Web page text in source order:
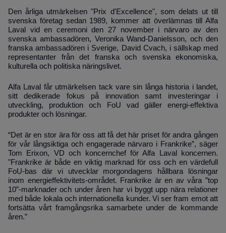
Den årliga utmärkelsen "Prix d'Excellence", som delats ut till
svenska företag sedan 1989, kommer att överlämnas till Alfa
Laval vid en ceremoni den 27 november i närvaro av den
svenska ambassadören, Veronika Wand-Danielsson, och den
franska ambassadören i Sverige, David Cvach, i sällskap med
representanter från det franska och svenska ekonomiska,
kulturella och politiska näringslivet.
Alfa Laval får utmärkelsen tack vare sin långa historia i landet,
sitt dedikerade fokus på innovation samt investeringar i
utveckling, produktion och FoU vad gäller energi-effektiva
produkter och lösningar.
“Det är en stor ära för oss att få det här priset för andra gången
för vår långsiktiga och engagerade närvaro i Frankrike”, säger
Tom Erixon, VD och koncernchef för Alfa Laval koncernen.
"Frankrike är både en viktig marknad för oss och en värdefull
FoU-bas där vi utvecklar morgondagens hållbara lösningar
inom energieffektivitets-området. Frankrike är en av våra ”top
10”-marknader och under åren har vi byggt upp nära relationer
med både lokala och internationella kunder. Vi ser fram emot att
fortsätta vårt framgångsrika samarbete under de kommande
åren.”